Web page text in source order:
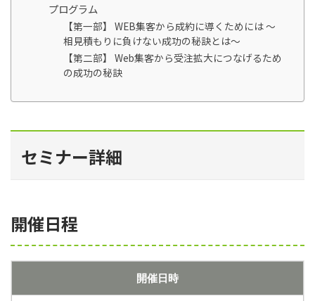
プログラム
【第一部】 WEB集客から成約に導くためには ～
相見積もりに負けない成功の秘訣とは～
【第二部】 Web集客から受注拡大につなげるため
の成功の秘訣
セミナー詳細
開催日程
開催日時